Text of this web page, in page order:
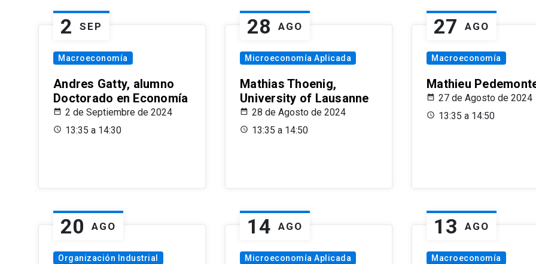
2 SEP
Macroeconomía
Andres Gatty, alumno
Doctorado en Economía
2 de Septiembre de 2024
13:35 a 14:30
28 AGO
Microeconomía Aplicada
Mathias Thoenig,
University of Lausanne
28 de Agosto de 2024
13:35 a 14:50
27 AGO
Macroeconomía
Mathieu
27 de Agosto de 2024
13:35 a 14:50
20 AGO
Organización Industrial
14 AGO
Microeconomía Aplicada
13 AGO
Macroeconomía